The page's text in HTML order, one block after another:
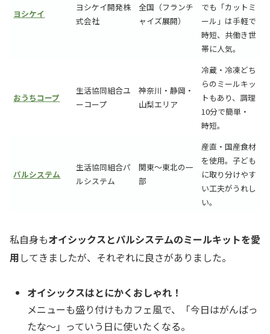
ヨシケイ
ヨシケイ開発株
式会社
全国（フランチ
ャイズ展開）
でも「カットミ
ール」は手軽で
時短、共働き世
帯に人気。
おうちコープ
生活協同組合ユ
ーコープ
神奈川・静岡・
山梨エリア
冷蔵・冷凍どち
らのミールキッ
トもあり、調理
10分で簡単・
時短。
パルシステム
生活協同組合パ
ルシステム
関東〜東北の一
部
産直・国産食材
を使用。子ども
に取り分けやす
い工夫がうれし
い。
私自身もオイシックスとパルシステムのミールキットを愛
用してきましたが、それぞれに良さがありました。
オイシックスはとにかくおしゃれ！
メニューも盛り付けもカフェ風で、「今日はがんばっ
たな〜」っていう日に使いたくなる。